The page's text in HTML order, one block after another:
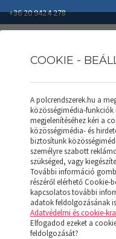
+36 20 9424 278
Polcrendszerek Termékek
COOKIE -
A polcrendszerek.hu a
közösségimédia-
megjelenítéséhez kéri a
közösségimédia- és
biztosítunk
személyre szabott
szükséged, vagy
További információ
részéről elérhető Cookie-
kapcsolatos további
adatok feldolgozásának
Adatvédelmi és cookie-
Elfogadod ezeket a
feldolgozását?